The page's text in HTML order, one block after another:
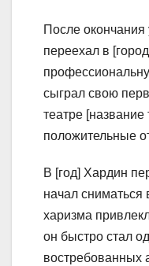
После окончания
переехал в
сыграл свою
театре [название
положительные
В [год] Хардин
начал сниматься
харизма
он быстро стал
востребованных